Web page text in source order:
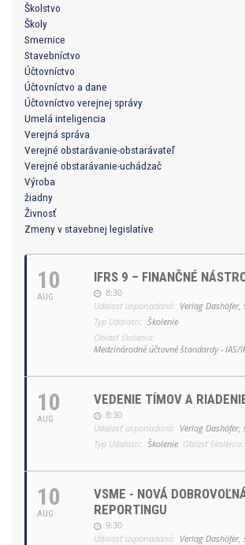
Školstvo
Školy
Smernice
Stavebníctvo
Účtovníctvo
Účtovníctvo a dane
Účtovníctvo verejnej správy
Umelá inteligencia
Verejná správa
Verejné obstarávanie-obstarávateľ
Verejné obstarávanie-uchádzač
Výroba
žiadny
Živnosť
Zmeny v stavebnej legislatíve
10
AUG
IFRS 9 – FINANČNÉ
8:30
Udalosť usporiadaná: Verlag Dashöfer,
Typ Udalosti: Školenie
Oblasť školenia:
Medzinárodné účtovné štandardy - IAS/
10
AUG
VEDENIE TÍMOV A
8:30
Udalosť usporiadaná: Verlag Dashöfer,
Typ Udalosti: Školenie Oblasť školenia:
10
AUG
VSME - NOVÁ
REPORTINGU
9:30
Udalosť usporiadaná: Verlag Dashöfer,